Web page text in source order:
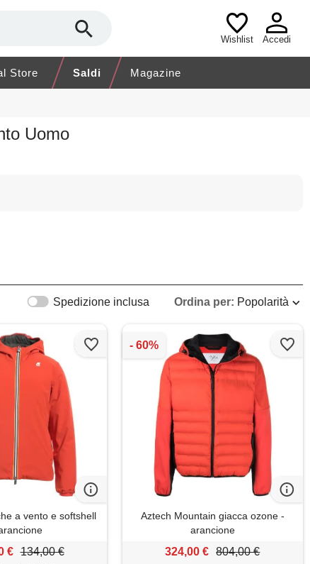
Wishlist Accedi
Store Saldi Magazine
Uomo
Ordina per: Popolarità
Spedizione inclusa
a vento e softshell
€ 134,00 €
Aztech Mountain giacca ozone -
arancione
324,00 € 804,00 €